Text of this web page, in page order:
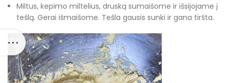
Miltus, kepimo miltelius, druską sumaišome ir išsijojame į
tešlą. Gerai išmaišome. Tešla gausis sunki ir gana tiršta.